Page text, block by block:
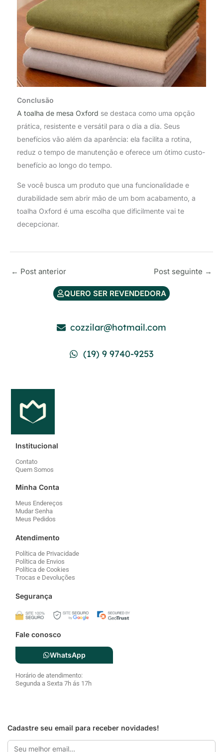
Conclusão
A toalha de mesa Oxford se destaca como uma opção
prática, resistente e versátil para o dia a dia. Seus
benefícios vão além da aparência: ela facilita a rotina,
reduz o tempo de manutenção e oferece um ótimo custo-
benefício ao longo do tempo.
Se você busca um produto que una funcionalidade e
durabilidade sem abrir mão de um bom acabamento, a
toalha Oxford é uma escolha que dificilmente vai te
decepcionar.
← Post anterior Post seguinte →
QUERO SER REVENDEDORA
cozzilar@hotmail.com
(19) 9 9740-9253
Institucional
Contato
Quem Somos
Minha Conta
Meus Endereços
Mudar Senha
Meus Pedidos
Atendimento
Política de Privacidade
Política de Envios
Política de Cookies
Trocas e Devoluções
Segurança
Fale conosco
WhatsApp
Horário de atendimento:
Segunda a Sexta 7h ás 17h
Cadastre seu email para receber novidades!
Email